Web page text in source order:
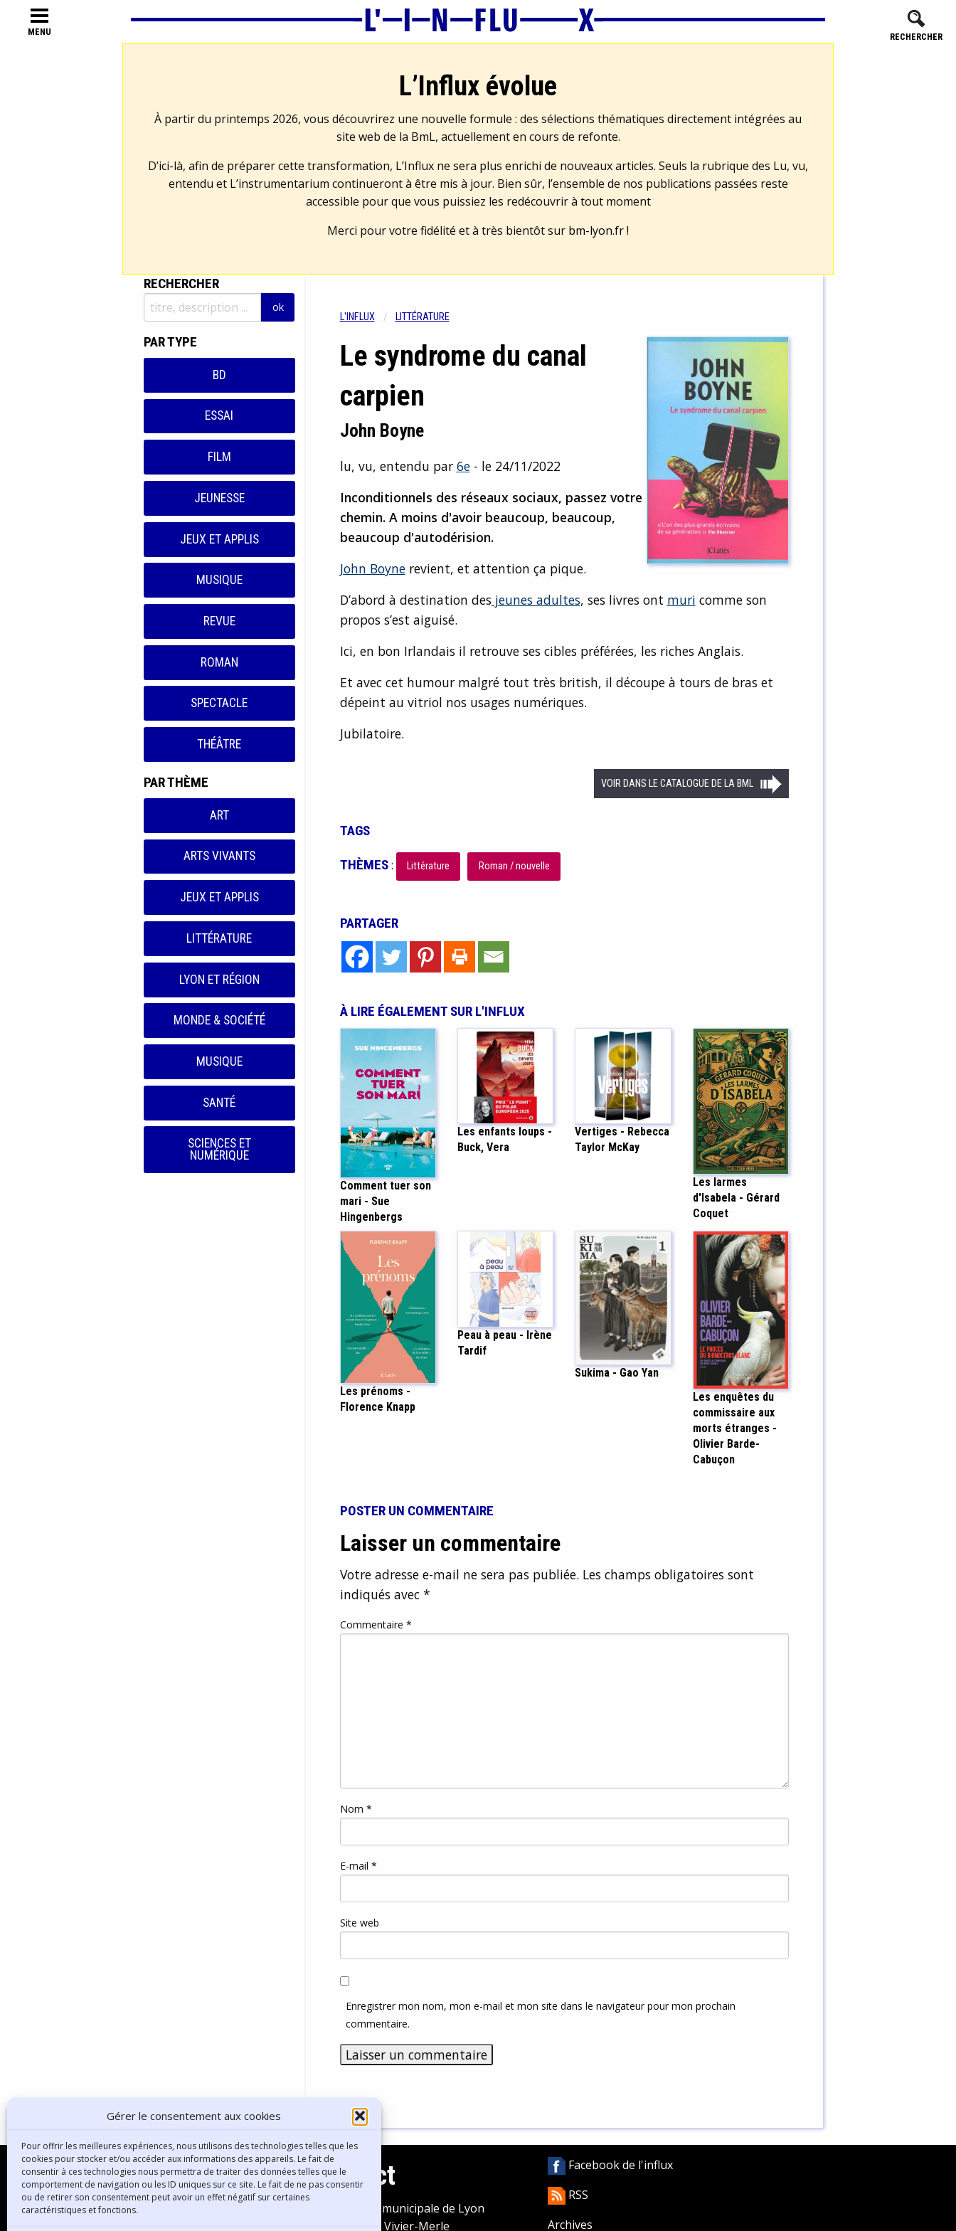
Gérer le consentement aux cookies
Pour offrir les meilleures expériences, nous utilisons des technologies telles que les
cookies pour stocker et/ou accéder aux informations des appareils. Le fait de
consentir à ces technologies nous permettra de traiter des données telles que le
comportement de navigation ou les ID uniques sur ce site. Le fait de ne pas consentir
ou de retirer son consentement peut avoir un effet négatif sur certaines
caractéristiques et fonctions.
MENU RECHERCHER
L’Influx évolue
À partir du printemps 2026, vous découvrirez une nouvelle formule : des sélections thématiques directement intégrées au
site web de la BmL, actuellement en cours de refonte.
D’ici-là, afin de préparer cette transformation, L’Influx ne sera plus enrichi de nouveaux articles. Seuls la rubrique des Lu, vu,
entendu et L’instrumentarium continueront à être mis à jour. Bien sûr, l’ensemble de nos publications passées reste
accessible pour que vous puissiez les redécouvrir à tout moment
Merci pour votre fidélité et à très bientôt sur bm-lyon.fr!
RECHERCHER
PAR TYPE
BD
ESSAI
FILM
JEUNESSE
JEUX ET APPLIS
MUSIQUE
REVUE
ROMAN
SPECTACLE
THÉÂTRE
PAR THÈME
ART
ARTS VIVANTS
JEUX ET APPLIS
LITTÉRATURE
LYON ET RÉGION
MONDE & SOCIÉTÉ
MUSIQUE
SANTÉ
SCIENCES ET
NUMÉRIQUE
L'INFLUX LITTÉRATURE
Le syndrome du canal
carpien
John Boyne
lu, vu, entendu par 6e- le 24/11/2022
Inconditionnels des réseaux sociaux, passez votre
chemin. A moins d'avoir beaucoup, beaucoup,
beaucoup d'autodérision.
John Boynerevient, et attention ça pique.
D’abord à destination desjeunes adultes, ses livres ont muri comme son
propos s’est aiguisé.
Ici, en bon Irlandais il retrouve ses cibles préférées, les riches Anglais.
Et avec cet humour malgré tout très british, il découpe à tours de bras et
dépeint au vitriol nos usages numériques.
Jubilatoire.
VOIR DANS LE CATALOGUE DE LA BML
TAGS
THÈMES: Littérature Roman / nouvelle
PARTAGER
À LIRE ÉGALEMENT SUR L'INFLUX
Comment tuer son
mari - Sue
Hingenbergs
Les enfants loups -
Buck, Vera
Vertiges - Rebecca
Taylor McKay
Les larmes
d'Isabela - Gérard
Coquet
Les prénoms -
Florence Knapp
Peau à peau - Irène
Tardif
Sukima - Gao Yan
Les enquêtes du
commissaire aux
morts étranges -
Olivier Barde-
Cabuçon
POSTER UN COMMENTAIRE
Laisser un commentaire
Votre adresse e-mail ne sera pas publiée. Les champs obligatoires sont
indiqués avec *
Commentaire *
Nom *
E-mail *
Site web
Enregistrer mon nom, mon e-mail et mon site dans le navigateur pour mon prochain
commentaire.
Contact
Bibliothèque municipale de Lyon
30 Boulevard Vivier-Merle
Facebook de l'influx
RSS
Archives